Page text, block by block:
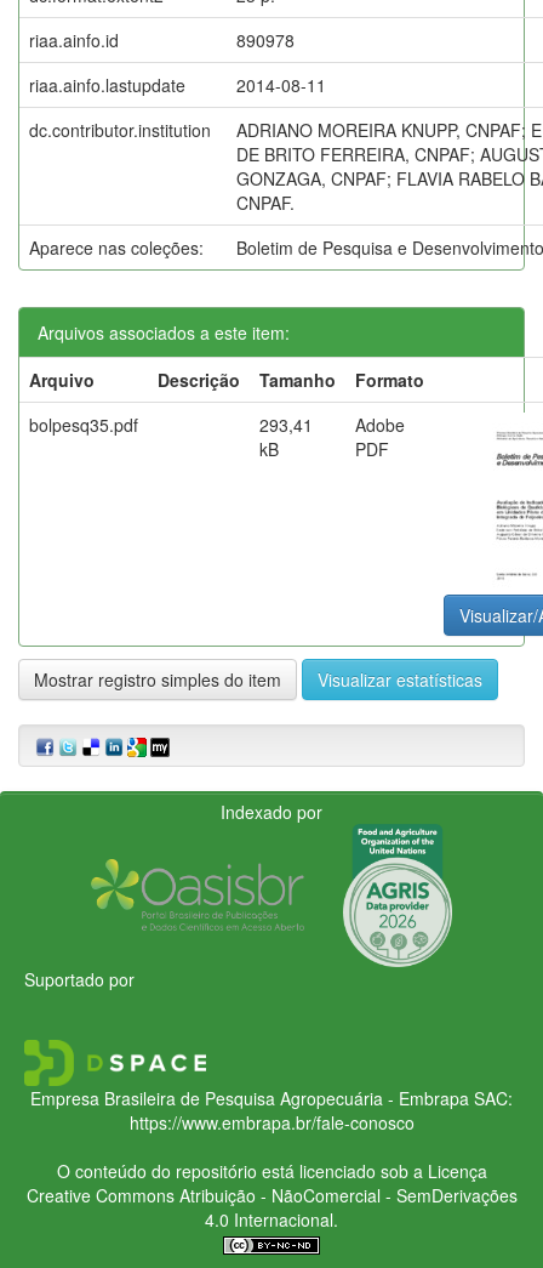
riaa.ainfo.id
890978
riaa.ainfo.lastupdate
2014-08-11
dc.contributor.institution
ADRIANO MOREIRA KNUPP, CNPAF;
DE BRITO FERREIRA, CNPAF;
GONZAGA, CNPAF; FLAVIA RABELO
CNPAF.
Aparece nas coleções:
Boletim de Pesquisa e
Arquivos associados a este item:
Arquivo
Descrição Tamanho
Formato
bolpesq35.pdf
293,41
kB
Adobe
PDF
Visualizar/
Mostrar registro simples do item Visualizar estatísticas
Indexado por
Suportado por
Empresa Brasileira de Pesquisa Agropecuária - Embrapa SAC:
https://www.embrapa.br/fale-conosco
O conteúdo do repositório está licenciado sob a Licença
Creative CommonsAtribuição - NãoComercial - SemDerivações
4.0 Internacional.